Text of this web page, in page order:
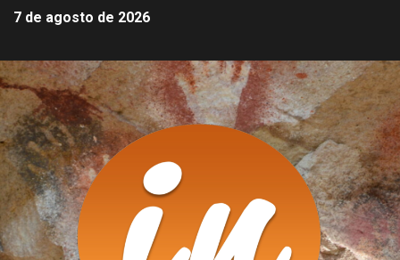
7 de agosto de 2026